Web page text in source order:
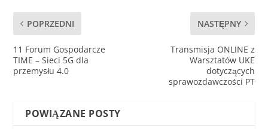
POPRZEDNI
11 Forum Gospodarcze
TIME – Sieci 5G dla
przemysłu 4.0
NASTĘPNY
Transmisja ONLINE z
Warsztatów UKE
dotyczących
sprawozdawczości PT
POWIĄZANE POSTY